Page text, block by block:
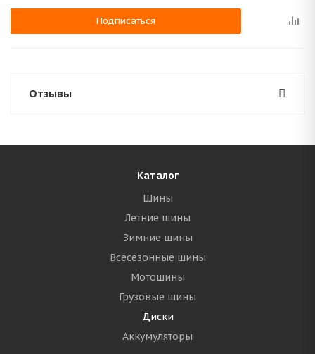
Подписаться
Отзывы
Каталог
Шины
Летние шины
Зимние шины
Всесезонные шины
Мотошины
Грузовые шины
Диски
Аккумуляторы